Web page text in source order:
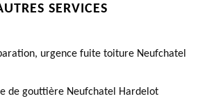
SERVICES
urgence fuite toiture Neufchatel
de gouttière Neufchatel Hardelot